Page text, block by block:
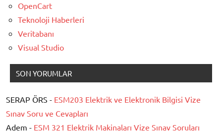
OpenCart
Teknoloji Haberleri
Veritabanı
Visual Studio
SON YORUMLAR
SERAP ÖRS - ESM203 Elektrik ve Elektronik Bilgisi Vize
Sınav Soru ve Cevapları
Adem - ESM 321 Elektrik Makinaları Vize Sınav Soruları